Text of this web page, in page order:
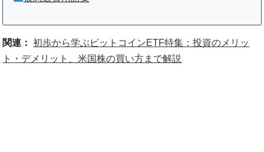
関連：
初歩から学ぶビットコインETF特集：投資のメリッ
ト・デメリット、米国株の買い方まで解説